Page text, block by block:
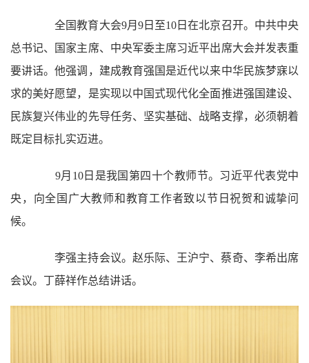
全国教育大会9月9日至10日在北京召开。中共中央
总书记、国家主席、中央军委主席习近平出席大会并发表重
要讲话。他强调，建成教育强国是近代以来中华民族梦寐以
求的美好愿望，是实现以中国式现代化全面推进强国建设、
民族复兴伟业的先导任务、坚实基础、战略支撑，必须朝着
既定目标扎实迈进。
9月10日是我国第四十个教师节。习近平代表党中
央，向全国广大教师和教育工作者致以节日祝贺和诚挚问
候。
李强主持会议。赵乐际、王沪宁、蔡奇、李希出席
会议。丁薛祥作总结讲话。